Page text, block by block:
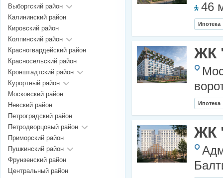
46
Ипотека
ЖК
Ипотека
ЖК
Выборгский район
Калининский район
Кировский район
Колпинский район
Красногвардейский район
Красносельский район
Кронштадтский район
Курортный район
Московский район
Невский район
Петроградский район
Петродворцовый район
Приморский район
Пушкинский район
Фрунзенский район
Центральный район